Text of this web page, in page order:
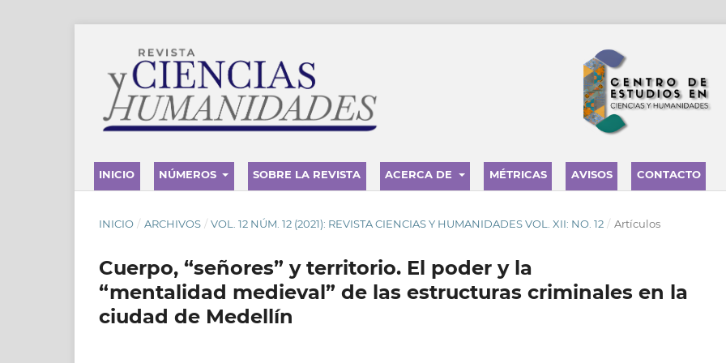
INICIO NÚMEROS SOBRE LA REVISTA ACERCA DE MÉTRICAS AVISOS CONTACTO
INICIO / ARCHIVOS / VOL. 12 NÚM. 12 (2021): REVISTA CIENCIAS Y HUMANIDADES VOL. XII: NO. 12 / Artículos
Cuerpo, “señores” y territorio. El poder y la
“mentalidad medieval” de las estructuras criminales en la
ciudad de Medellín